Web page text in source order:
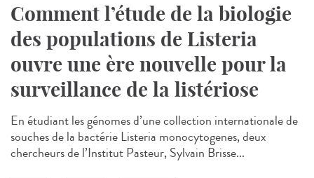
Comment l’étude de la biologie
des populations de Listeria
ouvre une ère nouvelle pour la
surveillance de la listériose
En étudiant les génomes d’une collection internationale de
souches de la bactérie Listeria monocytogenes, deux
chercheurs de l’Institut Pasteur, Sylvain Brisse...